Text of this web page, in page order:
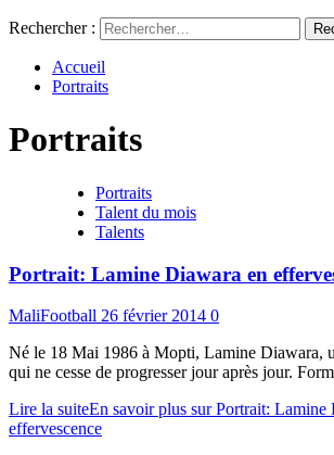
Rechercher :
Accueil
Portraits
Portraits
Portraits
Talent du mois
Talents
Portrait: Lamine Diawara en
MaliFootball 26 février 2014 0
Né le 18 Mai 1986 à Mopti, Lamine Diawara,
qui ne cesse de progresser jour après jour.
Lire la suiteEn savoir plus sur Portrait: Lamine
effervescence